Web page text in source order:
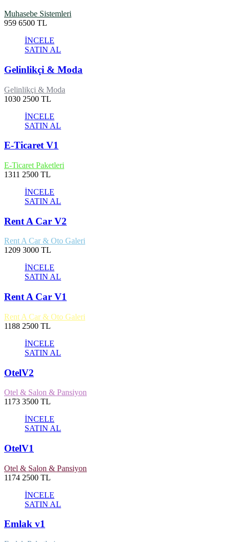
Muhasebe Sistemleri
959 6500 TL
İNCELE
SATIN AL
Gelinlikçi & Moda
Gelinlikçi & Moda
1030 2500 TL
İNCELE
SATIN AL
E-Ticaret V1
E-Ticaret Paketleri
1311 2500 TL
İNCELE
SATIN AL
Rent A Car V2
Rent A Car & Oto Galeri
1209 3000 TL
İNCELE
SATIN AL
Rent A Car V1
Rent A Car & Oto Galeri
1188 2500 TL
İNCELE
SATIN AL
OtelV2
Otel & Salon & Pansiyon
1173 3500 TL
İNCELE
SATIN AL
OtelV1
Otel & Salon & Pansiyon
1174 2500 TL
İNCELE
SATIN AL
Emlak v1